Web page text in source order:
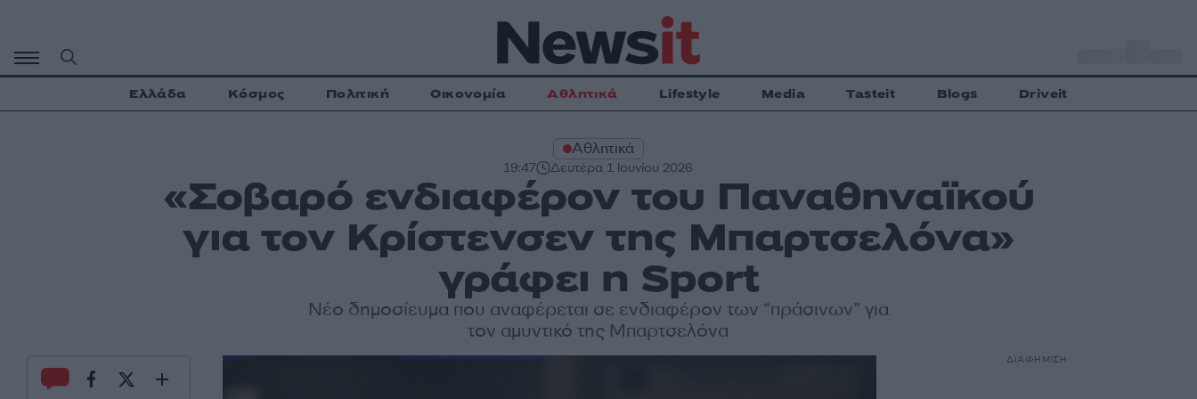
περιεχόμενο
Ελλάδα Κόσμος Πολιτική Οικονομία Αθλητικά Lifestyle Media Tasteit Blogs Driveit
Αθλητικά
19:47 Δευτέρα 1 Ιουνίου 2026
«Σοβαρό ενδιαφέρον του Παναθηναϊκού
για τον Κρίστενσεν της Μπαρτσελόνα»
γράφει η Sport
Νέο δημοσίευμα που αναφέρεται σε ενδιαφέρον των “πράσινων” για
τον αμυντικό της Μπαρτσελόνα
ΔΙΑΦΗΜΙΣΗ